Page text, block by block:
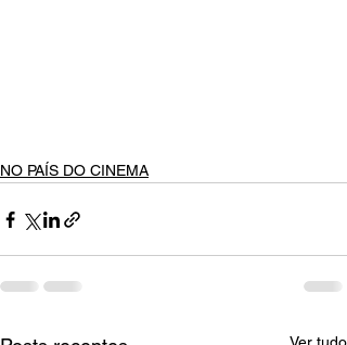
NO PAÍS DO CINEMA